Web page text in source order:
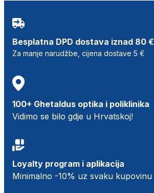
Besplatna DPD dostava iznad 80 €
Za manje narudžbe, cijena dostave 5 €
100+ Ghetaldus optika i poliklinika
Vidimo se bilo gdje u Hrvatskoj!
Loyalty program i aplikacija
Minimalno -10% uz svaku kupovinu